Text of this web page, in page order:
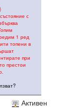
с
1 ред
топени в
при
престои
Активен